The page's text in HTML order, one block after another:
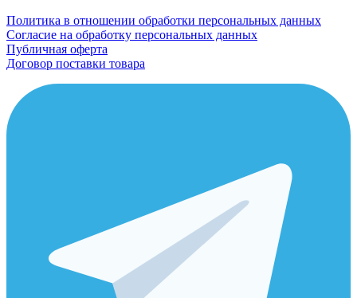
Политика в отношении обработки персональных данных
Согласие на обработку персональных данных
Публичная оферта
Договор поставки товара